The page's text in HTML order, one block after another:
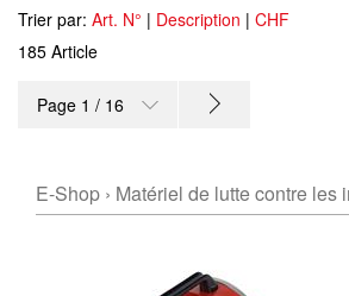
Trier par: Art. N° | Description | CHF
185 Article
Page 1 / 16
E-Shop › Matériel de lutte contre les